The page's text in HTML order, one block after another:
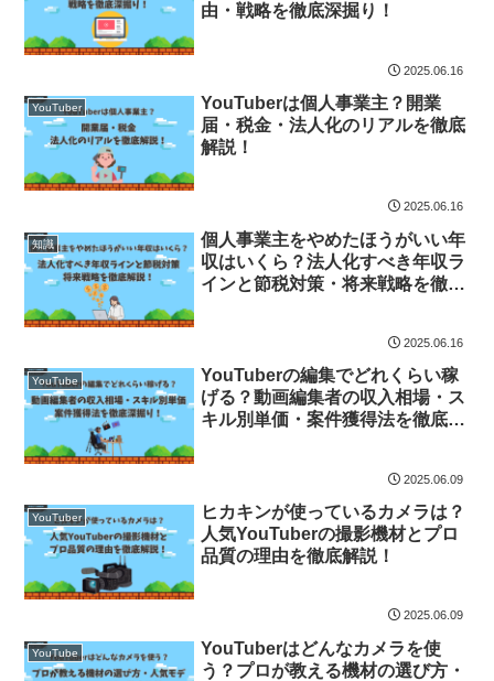
由・戦略を徹底深掘り！
2025.06.16
YouTuber
YouTuberは個人事業主？開業
届・税金・法人化のリアルを徹底
解説！
2025.06.16
知識
個人事業主をやめたほうがいい年
収はいくら？法人化すべき年収ラ
インと節税対策・将来戦略を徹底
2025.06.16
YouTube
YouTuberの編集でどれくらい稼
げる？動画編集者の収入相場・ス
キル別単価・案件獲得法を徹底深
2025.06.09
YouTuber
ヒカキンが使っているカメラは？
人気YouTuberの撮影機材とプロ
品質の理由を徹底解説！
2025.06.09
YouTube
YouTuberはどんなカメラを使
う？プロが教える機材の選び方・